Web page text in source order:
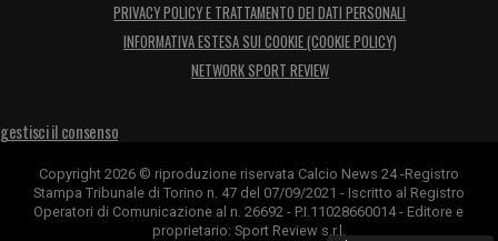
PRIVACY POLICY E TRATTAMENTO DEI DATI PERSONALI
INFORMATIVA ESTESA SUI COOKIE (COOKIE POLICY)
NETWORK SPORT REVIEW
gestisci il consenso
Copyright 2026 © riproduzione riservata Calcio News 24 -Registro
Stampa Tribunale di Torino n. 47 del 07/09/2021 - Iscritto al Registro
Operatori di Comunicazione al n. 26692 - P.I.11028660014 - Editore e
proprietario: Sport Review s.r.l.